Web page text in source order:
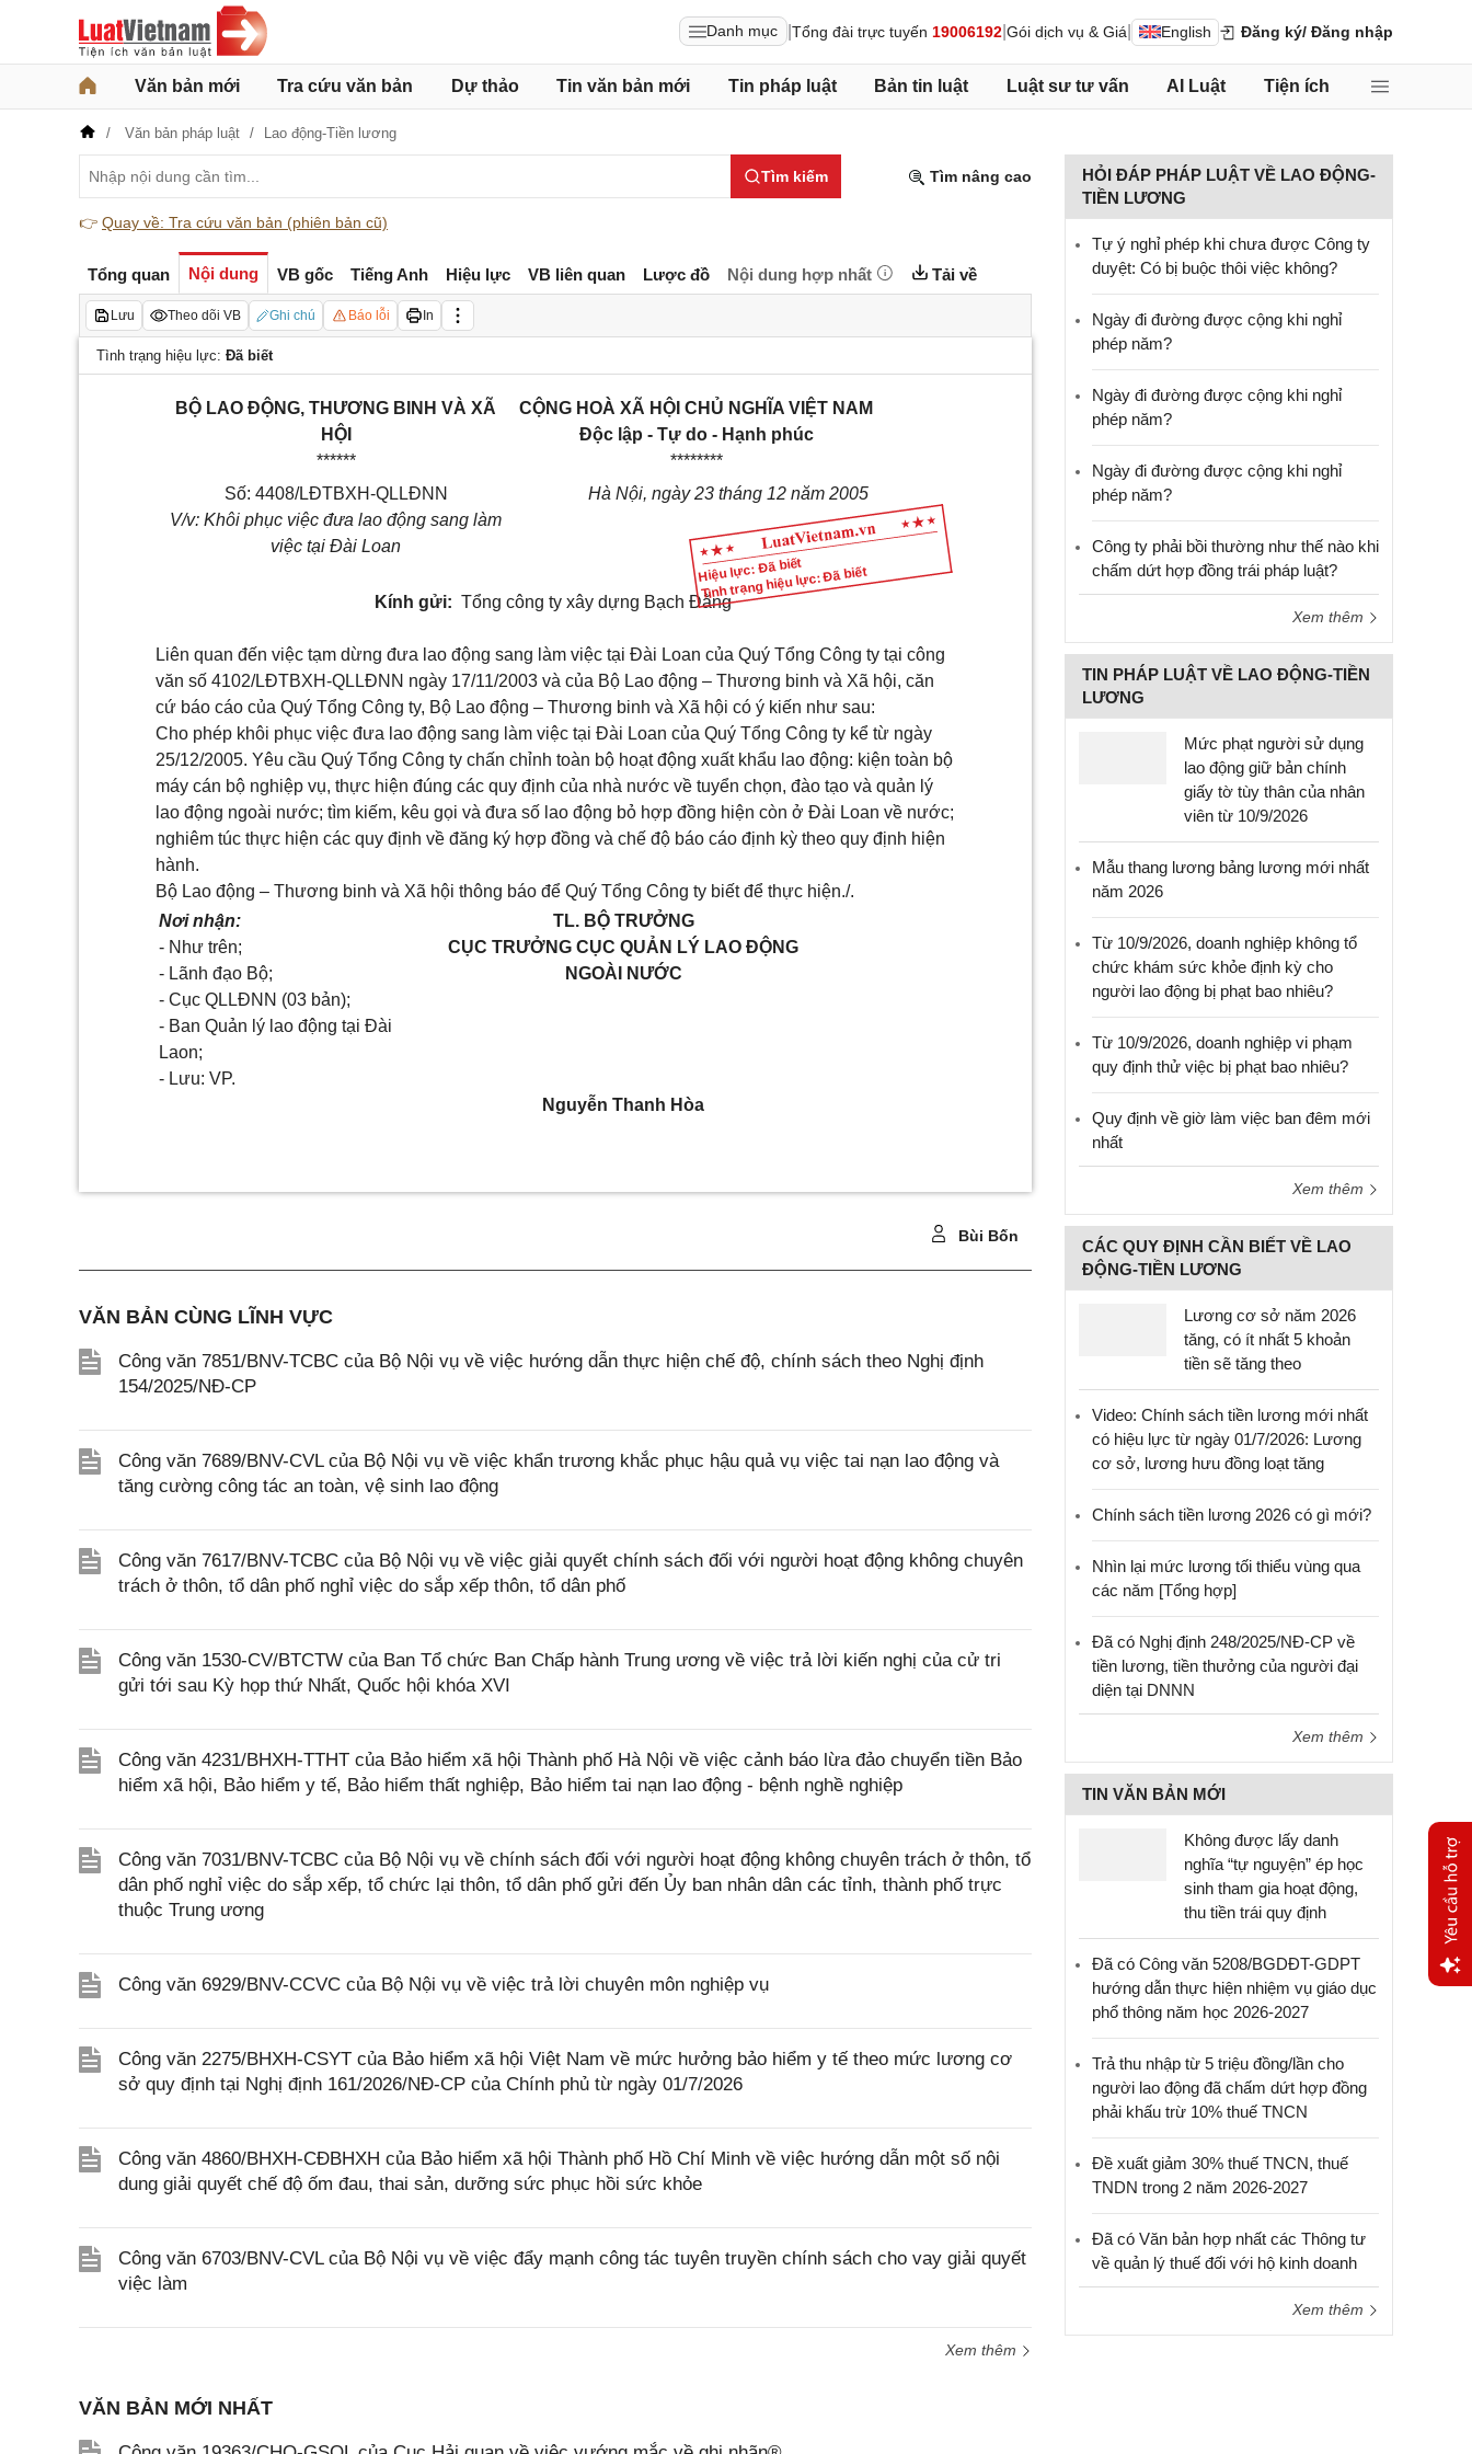
Danh mục Tổng đài trực tuyến 19006192 Gói dịch vụ & Giá English Đăng ký/ Đăng nhập
Văn bản mới Tra cứu văn bản Dự thảo Tin văn bản mới Tin pháp luật Bản tin luật Luật sư tư vấn AI Luật Tiện ích
Văn bản pháp luật Lao động-Tiền lương
Tìm kiếm Tìm nâng cao
👉 Quay về: Tra cứu văn bản (phiên bản cũ)
Tổng quan Nội dung VB gốc Tiếng Anh Hiệu lực VB liên quan Lược đồ Nội dung hợp nhất Tải về
Lưu Theo dõi VB Ghi chú Báo lỗi In
Tình trạng hiệu lực: Đã biết
Hiệu lực: Đã biết
Tình trạng hiệu lực: Đã biết
BỘ LAO ĐỘNG, THƯƠNG BINH VÀ XÃ
HỘI
******
CỘNG HOÀ XÃ HỘI CHỦ NGHĨA VIỆT NAM
Độc lập - Tự do - Hạnh phúc
********
Số: 4408/LĐTBXH-QLLĐNN
V/v: Khôi phục việc đưa lao động sang làm
việc tại Đài Loan
Hà Nội, ngày 23 tháng 12 năm 2005
Kính gửi: Tổng công ty xây dựng Bạch Đằng
Liên quan đến việc tạm dừng đưa lao động sang làm việc tại Đài Loan của Quý Tổng Công ty tại công
văn số 4102/LĐTBXH-QLLĐNN ngày 17/11/2003 và của Bộ Lao động – Thương binh và Xã hội, căn
cứ báo cáo của Quý Tổng Công ty, Bộ Lao động – Thương binh và Xã hội có ý kiến như sau:
Cho phép khôi phục việc đưa lao động sang làm việc tại Đài Loan của Quý Tổng Công ty kể từ ngày
25/12/2005. Yêu cầu Quý Tổng Công ty chấn chỉnh toàn bộ hoạt động xuất khẩu lao động: kiện toàn bộ
máy cán bộ nghiệp vụ, thực hiện đúng các quy định của nhà nước về tuyển chọn, đào tạo và quản lý
lao động ngoài nước; tìm kiếm, kêu gọi và đưa số lao động bỏ hợp đồng hiện còn ở Đài Loan về nước;
nghiêm túc thực hiện các quy định về đăng ký hợp đồng và chế độ báo cáo định kỳ theo quy định hiện
hành.
Bộ Lao động – Thương binh và Xã hội thông báo để Quý Tổng Công ty biết để thực hiện./.
Nơi nhận:
- Như trên;
- Lãnh đạo Bộ;
- Cục QLLĐNN (03 bản);
- Ban Quản lý lao động tại Đài
Laon;
- Lưu: VP.
TL. BỘ TRƯỞNG
CỤC TRƯỞNG CỤC QUẢN LÝ LAO ĐỘNG
NGOÀI NƯỚC
Nguyễn Thanh Hòa
Bùi Bốn
VĂN BẢN CÙNG LĨNH VỰC
Công văn 7851/BNV-TCBC của Bộ Nội vụ về việc hướng dẫn thực hiện chế độ, chính sách theo Nghị định
154/2025/NĐ-CP
Công văn 7689/BNV-CVL của Bộ Nội vụ về việc khẩn trương khắc phục hậu quả vụ việc tai nạn lao động và
tăng cường công tác an toàn, vệ sinh lao động
Công văn 7617/BNV-TCBC của Bộ Nội vụ về việc giải quyết chính sách đối với người hoạt động không chuyên
trách ở thôn, tổ dân phố nghỉ việc do sắp xếp thôn, tổ dân phố
Công văn 1530-CV/BTCTW của Ban Tổ chức Ban Chấp hành Trung ương về việc trả lời kiến nghị của cử tri
gửi tới sau Kỳ họp thứ Nhất, Quốc hội khóa XVI
Công văn 4231/BHXH-TTHT của Bảo hiểm xã hội Thành phố Hà Nội về việc cảnh báo lừa đảo chuyển tiền Bảo
hiểm xã hội, Bảo hiểm y tế, Bảo hiểm thất nghiệp, Bảo hiểm tai nạn lao động - bệnh nghề nghiệp
Công văn 7031/BNV-TCBC của Bộ Nội vụ về chính sách đối với người hoạt động không chuyên trách ở thôn, tổ
dân phố nghỉ việc do sắp xếp, tổ chức lại thôn, tổ dân phố gửi đến Ủy ban nhân dân các tỉnh, thành phố trực
thuộc Trung ương
Công văn 6929/BNV-CCVC của Bộ Nội vụ về việc trả lời chuyên môn nghiệp vụ
Công văn 2275/BHXH-CSYT của Bảo hiểm xã hội Việt Nam về mức hưởng bảo hiểm y tế theo mức lương cơ
sở quy định tại Nghị định 161/2026/NĐ-CP của Chính phủ từ ngày 01/7/2026
Công văn 4860/BHXH-CĐBHXH của Bảo hiểm xã hội Thành phố Hồ Chí Minh về việc hướng dẫn một số nội
dung giải quyết chế độ ốm đau, thai sản, dưỡng sức phục hồi sức khỏe
Công văn 6703/BNV-CVL của Bộ Nội vụ về việc đẩy mạnh công tác tuyên truyền chính sách cho vay giải quyết
việc làm
Xem thêm
VĂN BẢN MỚI NHẤT
HỎI ĐÁP PHÁP LUẬT VỀ LAO ĐỘNG-
TIỀN LƯƠNG
Tự ý nghỉ phép khi chưa được Công ty
duyệt: Có bị buộc thôi việc không?
Ngày đi đường được cộng khi nghỉ
phép năm?
Ngày đi đường được cộng khi nghỉ
phép năm?
Ngày đi đường được cộng khi nghỉ
phép năm?
Công ty phải bồi thường như thế nào khi
chấm dứt hợp đồng trái pháp luật?
Xem thêm
TIN PHÁP LUẬT VỀ LAO ĐỘNG-TIỀN
LƯƠNG
Mức phạt người sử dụng
lao động giữ bản chính
giấy tờ tùy thân của nhân
viên từ 10/9/2026
Mẫu thang lương bảng lương mới nhất
năm 2026
Từ 10/9/2026, doanh nghiệp không tổ
chức khám sức khỏe định kỳ cho
người lao động bị phạt bao nhiêu?
Từ 10/9/2026, doanh nghiệp vi phạm
quy định thử việc bị phạt bao nhiêu?
Quy định về giờ làm việc ban đêm mới
nhất
Xem thêm
CÁC QUY ĐỊNH CẦN BIẾT VỀ LAO
ĐỘNG-TIỀN LƯƠNG
Lương cơ sở năm 2026
tăng, có ít nhất 5 khoản
tiền sẽ tăng theo
Video: Chính sách tiền lương mới nhất
có hiệu lực từ ngày 01/7/2026: Lương
cơ sở, lương hưu đồng loạt tăng
Chính sách tiền lương 2026 có gì mới?
Nhìn lại mức lương tối thiểu vùng qua
các năm [Tổng hợp]
Đã có Nghị định 248/2025/NĐ-CP về
tiền lương, tiền thưởng của người đại
diện tại DNNN
Xem thêm
TIN VĂN BẢN MỚI
Không được lấy danh
nghĩa “tự nguyện” ép học
sinh tham gia hoạt động,
thu tiền trái quy định
Đã có Công văn 5208/BGDĐT-GDPT
hướng dẫn thực hiện nhiệm vụ giáo dục
phổ thông năm học 2026-2027
Trả thu nhập từ 5 triệu đồng/lần cho
người lao động đã chấm dứt hợp đồng
phải khấu trừ 10% thuế TNCN
Đề xuất giảm 30% thuế TNCN, thuế
TNDN trong 2 năm 2026-2027
Đã có Văn bản hợp nhất các Thông tư
về quản lý thuế đối với hộ kinh doanh
Xem thêm